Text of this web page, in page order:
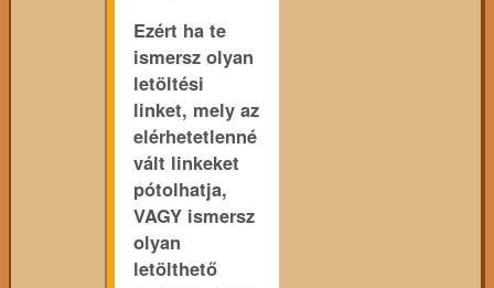
Ezért ha te
ismersz olyan
letöltési
linket, mely az
elérhetetlenné
vált linkeket
pótolhatja,
VAGY ismersz
olyan
letölthető